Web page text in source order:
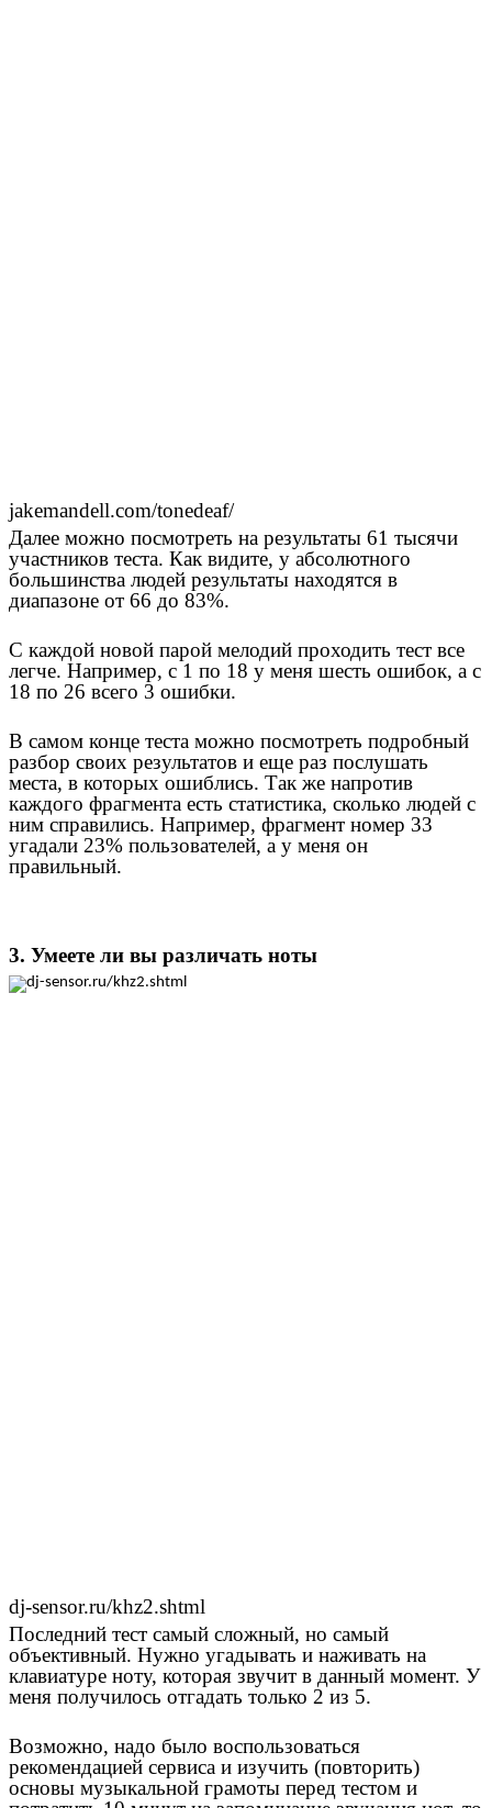
jakemandell.com/tonedeaf/
Далее можно посмотреть на результаты 61 тысячи
участников теста. Как видите, у абсолютного
большинства людей результаты находятся в
диапазоне от 66 до 83%.
С каждой новой парой мелодий проходить тест все
легче. Например, с 1 по 18 у меня шесть ошибок, а с
18 по 26 всего 3 ошибки.
В самом конце теста можно посмотреть подробный
разбор своих результатов и еще раз послушать
места, в которых ошиблись. Так же напротив
каждого фрагмента есть статистика, сколько людей с
ним справились. Например, фрагмент номер 33
угадали 23% пользователей, а у меня он
правильный.
3. Умеете ли вы различать ноты
dj-sensor.ru/khz2.shtml
Последний тест самый сложный, но самый
объективный. Нужно угадывать и наживать на
клавиатуре ноту, которая звучит в данный момент. У
меня получилось отгадать только 2 из 5.
Возможно, надо было воспользоваться
рекомендацией сервиса и изучить (повторить)
основы музыкальной грамоты перед тестом и